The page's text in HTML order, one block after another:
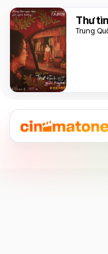
Thư
Trung